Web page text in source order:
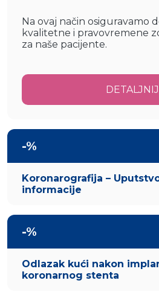
Na ovaj način osiguravamo
kvalitetne i pravovremene
za naše pacijente.
-%
Koronarografija –
informacije
-%
Odlazak kući nakon
koronarnog stenta